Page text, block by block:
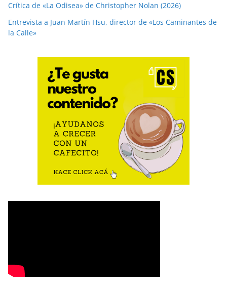
Crítica de «La Odisea» de Christopher Nolan (2026)
Entrevista a Juan Martín Hsu, director de «Los Caminantes de
la Calle»